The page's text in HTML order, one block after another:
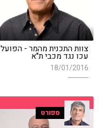
צוות התכנית מהמר - הפועל
עכו נגד מכבי ת"א
18/01/2016
ספורט